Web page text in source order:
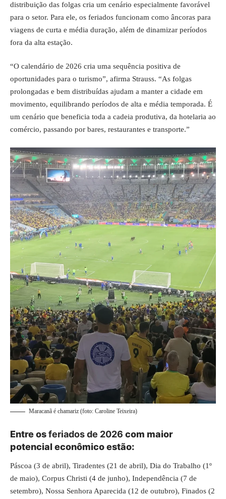
distribuição das folgas cria um cenário especialmente favorável
para o setor. Para ele, os feriados funcionam como âncoras para
viagens de curta e média duração, além de dinamizar períodos
fora da alta estação.
“O calendário de 2026 cria uma sequência positiva de
oportunidades para o turismo”, afirma Strauss. “As folgas
prolongadas e bem distribuídas ajudam a manter a cidade em
movimento, equilibrando períodos de alta e média temporada. É
um cenário que beneficia toda a cadeia produtiva, da hotelaria ao
comércio, passando por bares, restaurantes e transporte.”
Maracanã é chamariz (foto: Caroline Teixeira)
Entre osferiados de 2026 com maior
potencial econômico estão:
Páscoa (3 de abril), Tiradentes (21 de abril), Dia do Trabalho (1º
de maio), Corpus Christi (4 de junho), Independência (7 de
setembro), Nossa Senhora Aparecida (12 de outubro), Finados (2